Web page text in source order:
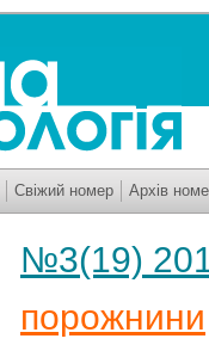
Свіжий номер Архів
№3(19)
порожнини